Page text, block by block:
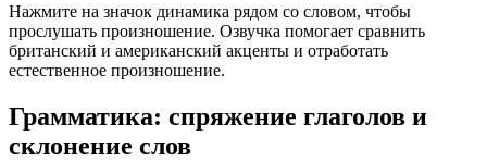
Нажмите на значок динамика рядом со словом, чтобы
прослушать произношение. Озвучка помогает сравнить
британский и американский акценты и отработать
естественное произношение.
Грамматика: спряжение глаголов и
склонение слов